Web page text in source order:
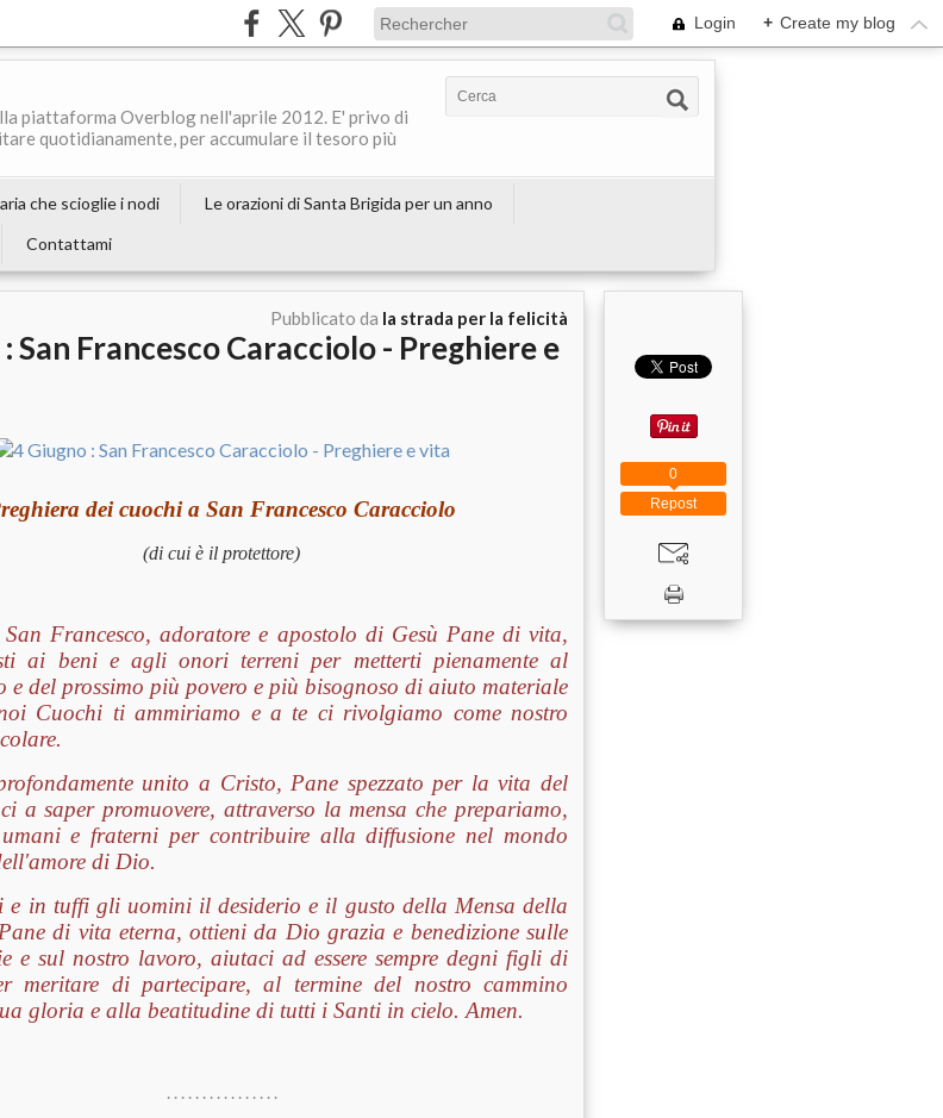
Login + Create my blog
piattaforma Overblog nell'aprile 2012. E' privo di
quotidianamente, per accumulare il tesoro più
che scioglie i nodi
Le orazioni di Santa Brigida per un anno
Contattami
Pubblicato da la strada per la felicità
San Francesco Caracciolo - Preghiere e
dei cuochi a San Francesco Caracciolo
(di cui è il protettore)
Francesco, adoratore e apostolo di Gesù Pane di vita,
ai beni e agli onori terreni per metterti pienamente al
e del prossimo più povero e più bisognoso di aiuto materiale
Cuochi ti ammiriamo e a te ci rivolgiamo come nostro
unito a Cristo, Pane spezzato per la vita del
a saper promuovere, attraverso la mensa che prepariamo,
e fraterni per contribuire alla diffusione nel mondo
di Dio.
in tuffi gli uomini il desiderio e il gusto della Mensa della
di vita eterna, ottieni da Dio grazia e benedizione sulle
e sul nostro lavoro, aiutaci ad essere sempre degni figli di
meritare di partecipare, al termine del nostro cammino
gloria e alla beatitudine di tutti i Santi in cielo. Amen.
. . . . . . . . . . . . . . . .
Repost
0